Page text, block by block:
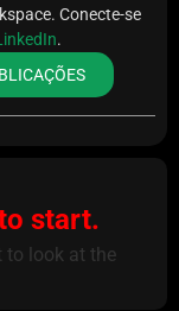
Conecte-se
.
start.
to look at the